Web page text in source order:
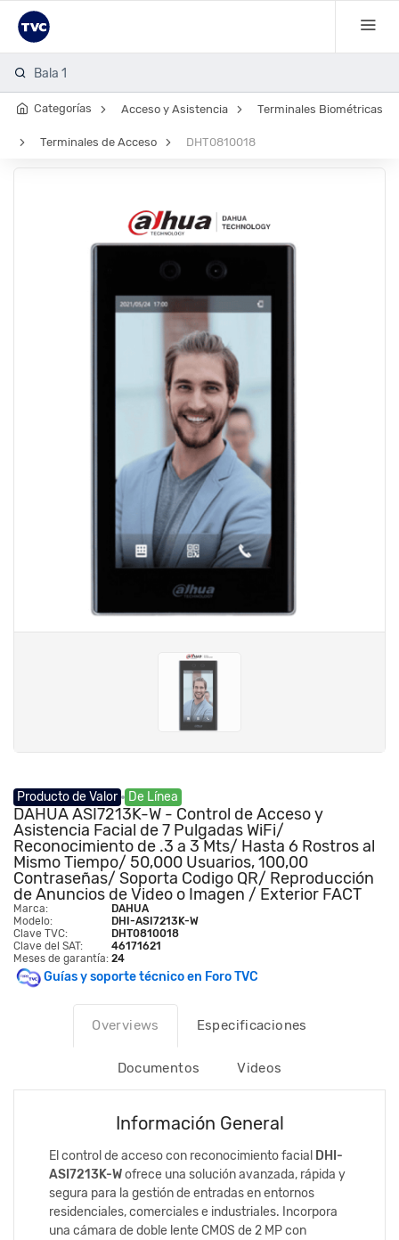
Bala 1080 e
Categorías Acceso y Asistencia Terminales Biométricas
Terminales de Acceso DHT0810018
Producto de Valor De Línea
DAHUA ASI7213K-W - Control de Acceso y
Asistencia Facial de 7 Pulgadas WiFi/
Reconocimiento de .3 a 3 Mts/ Hasta 6 Rostros al
Mismo Tiempo/ 50,000 Usuarios, 100,00
Contraseñas/ Soporta Codigo QR/ Reproducción
de Anuncios de Video o Imagen / Exterior FACT
Marca:
DAHUA
Modelo:
DHI-ASI7213K-W
Clave TVC:
DHT0810018
Clave del SAT:
46171621
Meses de garantía: 24
Guías y soporte técnico en Foro TVC
Overviews Especificaciones
Documentos Videos
Información General
El control de acceso con reconocimiento facial DHI-
ASI7213K-Wofrece una solución avanzada, rápida y
segura para la gestión de entradas en entornos
residenciales, comerciales e industriales. Incorpora
una cámara de doble lente CMOS de 2 MP con